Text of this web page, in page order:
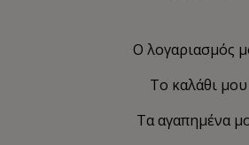
Ο λογαριασμός
Το καλάθι μου
Τα αγαπημένα